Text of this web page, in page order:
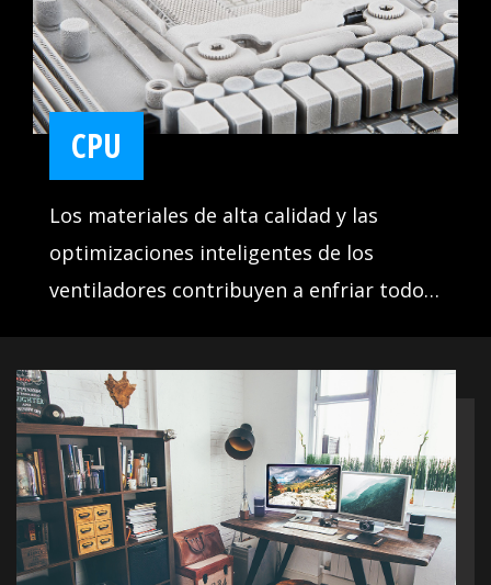
10Gb/s
CPU
Los materiales de alta calidad y las
optimizaciones inteligentes de los
ventiladores contribuyen a enfriar todos
clave para garantizar que su sistema
funcione de manera estable y ofrezca el
mejor rendimiento en todo momento.